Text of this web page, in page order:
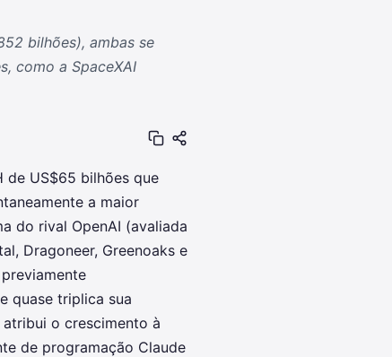
bilhões), ambas se
como a SpaceXAI
de US$65 bilhões que
a maior
do rival OpenAI (avaliada
Dragoneer, Greenoaks e
quase triplica sua
o crescimento à
de programação Claude